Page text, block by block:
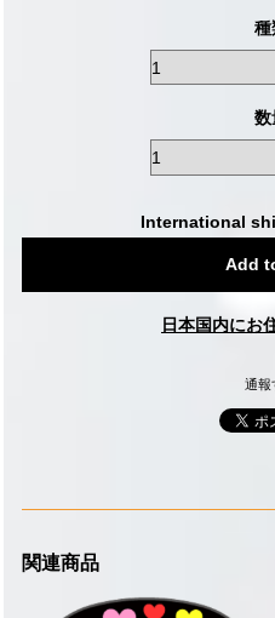
種
数
International
Add
日本国内にお
通報
関連商品